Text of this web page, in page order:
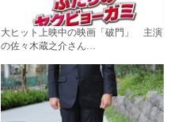
大ヒット上映中の映画「破門」 主演
の佐々木蔵之介さん…